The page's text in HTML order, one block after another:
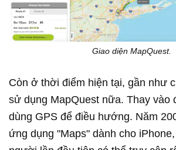
Giao diện MapQuest.
Còn ở thời điểm hiện tại, gần như
sử dụng MapQuest nữa. Thay vào
dùng GPS để điều hướng. Năm
ứng dụng "Maps" dành cho